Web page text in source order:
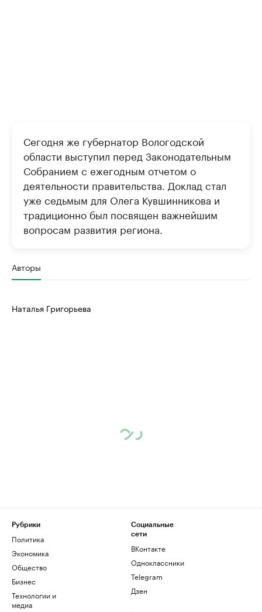
Сегодня же губернатор Вологодской
области выступил перед Законодательным
Собранием с ежегодным отчетом о
деятельности правительства. Доклад стал
уже седьмым для Олега Кувшинникова и
традиционно был посвящен важнейшим
вопросам развития региона.
Авторы
Наталья Григорьева
Рубрики
Политика
Экономика
Общество
Бизнес
Технологии и
медиа
Социальные
сети
ВКонтакте
Одноклассники
Telegram
Дзен